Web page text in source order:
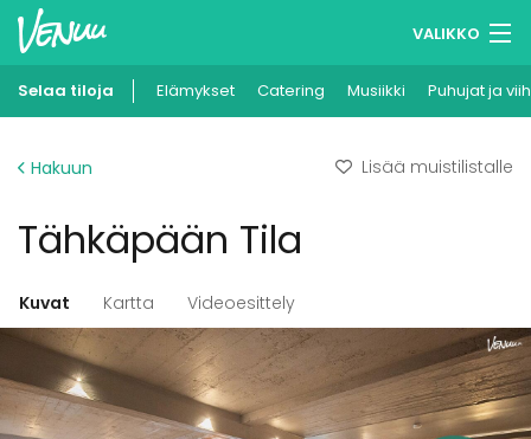
VALIKKO
Muistilistasi
Ilmoita kohteesi
Selaa tiloja Elämykset Catering Musiikki Puhujat ja
Hakuun Lisää muistilistalle
Tähkäpään Tila
Kuvat Kartta Videoesittely